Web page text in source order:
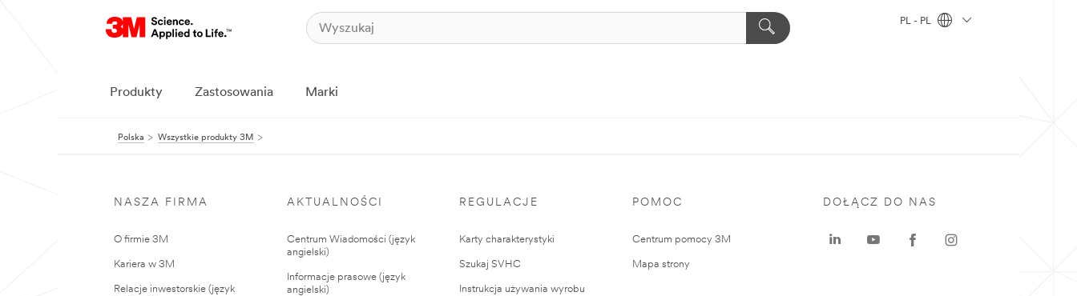
PL - PL
Produkty Zastosowania Marki
Polska Wszystkie produkty 3M
NASZA FIRMA
O firmie 3M
Kariera w 3M
Relacje inwestorskie (język
AKTUALNOŚCI
Centrum Wiadomości (język
angielski)
Informacje prasowe (język
angielski)
REGULACJE
Karty charakterystyki
Szukaj SVHC
Instrukcja używania wyrobu
POMOC
Centrum pomocy 3M
Mapa strony
DOŁĄCZ DO NAS